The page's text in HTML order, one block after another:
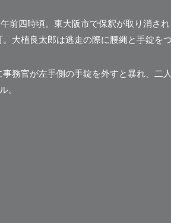
前四時頃。東大阪市で保釈が取り消さ
大植良太郎は逃走の際に腰縄と手錠をつ
務官が左手側の手錠を外すと暴れ、二
。